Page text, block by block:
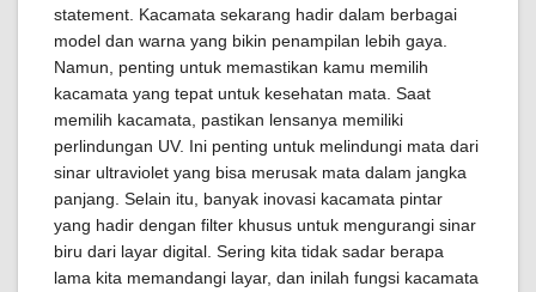
statement. Kacamata sekarang hadir dalam berbagai
model dan warna yang bikin penampilan lebih gaya.
Namun, penting untuk memastikan kamu memilih
kacamata yang tepat untuk kesehatan mata. Saat
memilih kacamata, pastikan lensanya memiliki
perlindungan UV. Ini penting untuk melindungi mata dari
sinar ultraviolet yang bisa merusak mata dalam jangka
panjang. Selain itu, banyak inovasi kacamata pintar
yang hadir dengan filter khusus untuk mengurangi sinar
biru dari layar digital. Sering kita tidak sadar berapa
lama kita memandangi layar, dan inilah fungsi kacamata